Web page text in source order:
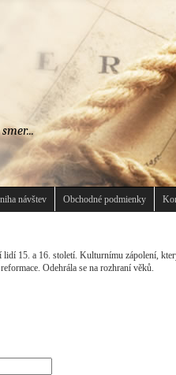
návštev Obchodné podmienky
15. a 16. století. Kulturnímu zápolení,
Odehrála se na rozhraní věků.